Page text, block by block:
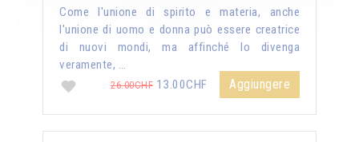
Come l'unione di spirito e materia, anche
l'unione di uomo e donna può essere creatrice
di nuovi mondi, ma affinché lo divenga
veramente, …
26.00CHF 13.00CHF Aggiungere